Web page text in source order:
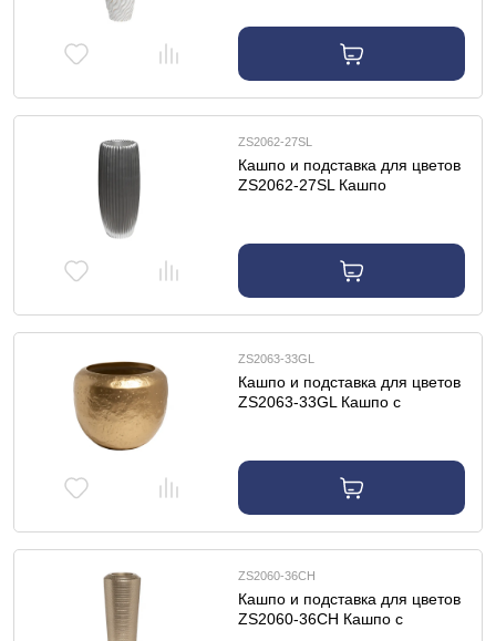
ZS2062-27SL
Кашпо и подставка для цветов
ZS2062-27SL Кашпо
ZS2063-33GL
Кашпо и подставка для цветов
ZS2063-33GL Кашпо с
ZS2060-36CH
Кашпо и подставка для цветов
ZS2060-36CH Кашпо c